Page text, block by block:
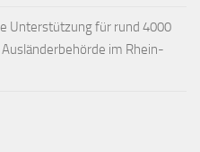
Unterstützung für rund 4000
im Rhein-